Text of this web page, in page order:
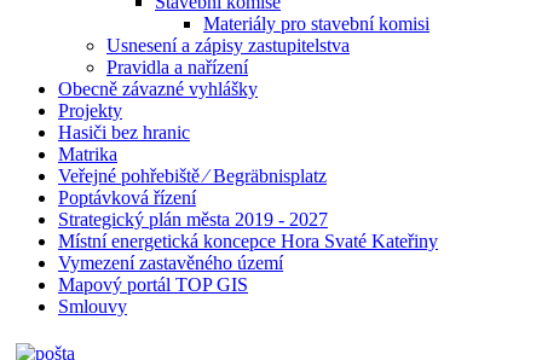
Materiály pro stavební komisi
Usnesení a zápisy zastupitelstva
Pravidla a nařízení
Obecně závazné vyhlášky
Projekty
Hasiči bez hranic
Matrika
Veřejné pohřebiště ⁄ Begräbnisplatz
Poptávková řízení
Strategický plán města 2019 - 2027
Místní energetická koncepce Hora Svaté Kateřiny
Vymezení zastavěného území
Mapový portál TOP GIS
Smlouvy